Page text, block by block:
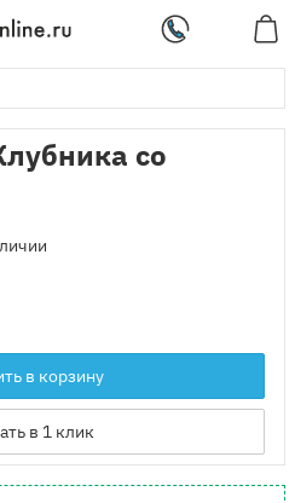
со
в корзину
в 1 клик